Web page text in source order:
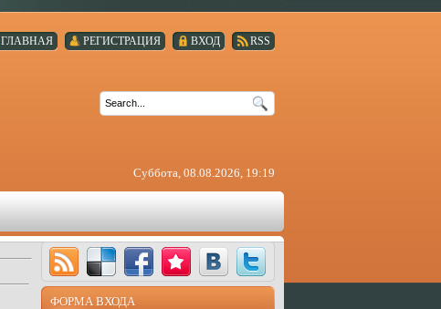
RSS
ВХОД
РЕГИСТРАЦИЯ
ГЛАВНАЯ
Суббота, 08.08.2026, 19:19
ФОРМА ВХОДА